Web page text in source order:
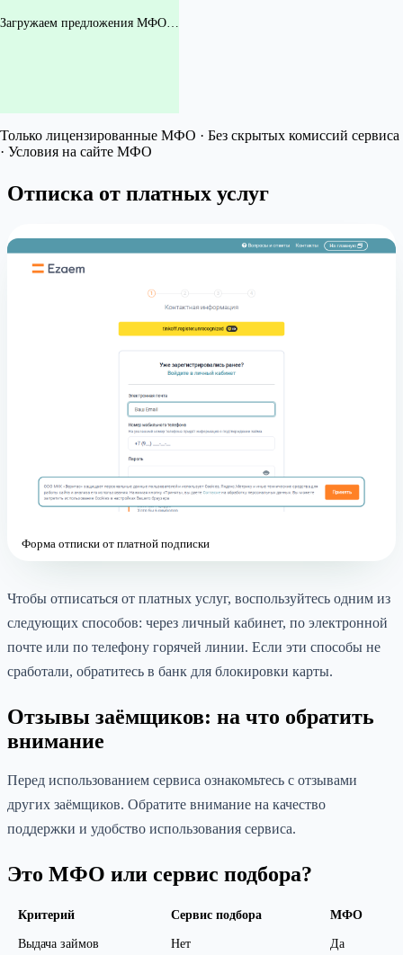
Загружаем предложения МФО…
Только лицензированные МФО · Без скрытых комиссий сервиса
· Условия на сайте МФО
Отписка от платных услуг
Форма отписки от платной подписки
Чтобы отписаться от платных услуг, воспользуйтесь одним из
следующих способов: через личный кабинет, по электронной
почте или по телефону горячей линии. Если эти способы не
сработали, обратитесь в банк для блокировки карты.
Отзывы заёмщиков: на что обратить
внимание
Перед использованием сервиса ознакомьтесь с отзывами
других заёмщиков. Обратите внимание на качество
поддержки и удобство использования сервиса.
Это МФО или сервис подбора?
Критерий Сервис подбора МФО
Выдача займов Нет Да